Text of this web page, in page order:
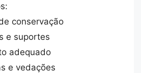
conservação
e suportes
adequado
e vedações